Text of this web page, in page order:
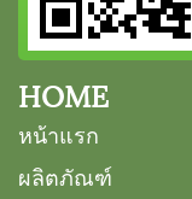
HOME
หน้าแรก
ผลิตภัณฑ์